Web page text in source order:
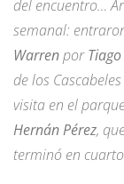
del encuentro…
semanal:
Warrenpor
de los
visita en el
Hernán Pérez,
terminó en